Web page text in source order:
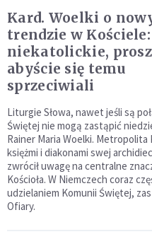
Kard. Woelki o
trendzie w
niekatolickie,
abyście się temu
sprzeciwiali
Liturgie Słowa, nawet jeśli są
Świętej nie mogą zastąpić
Rainer Maria Woelki. Metropolita
księżmi i diakonami swej
zwrócił uwagę na centralne
Kościoła. W Niemczech coraz
udzielaniem Komunii Świętej,
Ofiary.